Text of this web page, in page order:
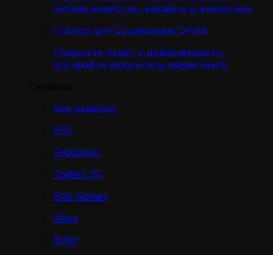
низкие комиссии, инсайты и аналитика.
Прокси для Социальных Сетей
Повысьте охват и вовлечённость,
улучшайте результаты маркетинга.
Все решения
PS5
Facebook
Twitter (X)
Epic Games
Xbox
Bybit